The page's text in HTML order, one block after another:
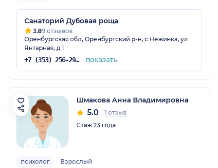
Санаторий Дубовая роща
3.89 отзывов
Оренбургская обл, Оренбургский р-н, с Нежинка, ул
Янтарная, д 1
+7 (353) 256-29-42 показать
Шмакова Анна Владимировна
5.0
1 отзыв
Стаж 23 года
психолог Взрослый